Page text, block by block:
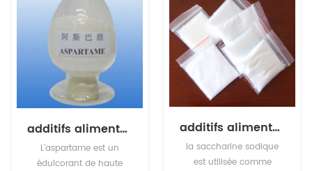
additifs alimentaires édulcorants aspartame
L'aspartame est un
édulcorant de haute
additifs alimentaires édulcorants sodium saccharine
la saccharine sodique
est utilisée comme